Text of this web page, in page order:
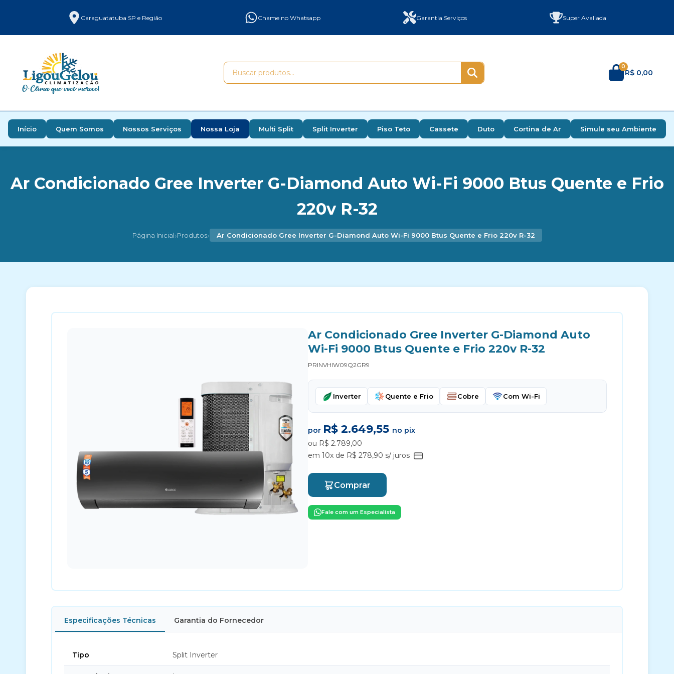
Caraguatatuba SP e Região Chame no Whatsapp Garantia Serviços Super Avaliada
0
R$ 0,00
Início Quem Somos Nossos Serviços Nossa Loja Multi Split Split Inverter Piso Teto Cassete Duto Cortina de Ar Simule seu Ambiente
Ar Condicionado Gree Inverter G-Diamond Auto Wi-Fi 9000 Btus Quente e Frio
220v R-32
Página Inicial›Produtos› Ar Condicionado Gree Inverter G-Diamond Auto Wi-Fi 9000 Btus Quente e Frio 220v R-32
Ar Condicionado Gree Inverter G-Diamond Auto
Wi-Fi 9000 Btus Quente e Frio 220v R-32
PRINVHIW09Q2GR9
Inverter Quente e Frio Cobre Com Wi-Fi
por R$ 2.649,55 no pix
ou R$ 2.789,00
em 10x de R$ 278,90 s/ juros
Comprar
Fale com um Especialista
Especificações Técnicas Garantia do Fornecedor
Tipo Split Inverter